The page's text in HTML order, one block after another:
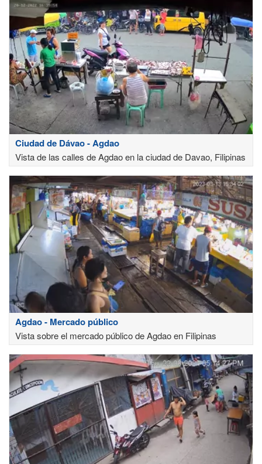
Ciudad de Dávao - Agdao
Vista de las calles de Agdao en la ciudad de Davao, Filipinas
Agdao - Mercado público
Vista sobre el mercado público de Agdao en Filipinas